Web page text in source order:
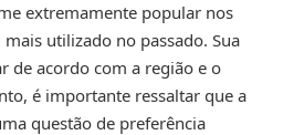
extremamente popular nos
utilizado no passado. Sua
de acordo com a região e o
é importante ressaltar que a
questão de preferência